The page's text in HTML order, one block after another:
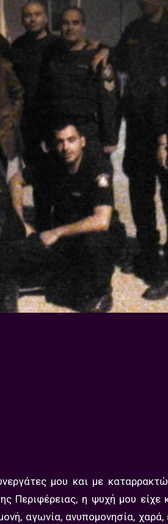
μου και με
Περιφέρειας, η ψυχή μου είχε
αγωνία, ανυπομονησία, χαρά,